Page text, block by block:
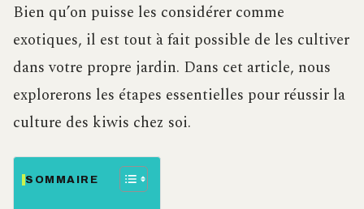
Bien qu’on puisse les considérer comme
exotiques, il est tout à fait possible de les cultiver
dans votre propre jardin. Dans cet article, nous
explorerons les étapes essentielles pour réussir la
culture des kiwis chez soi.
SOMMAIRE